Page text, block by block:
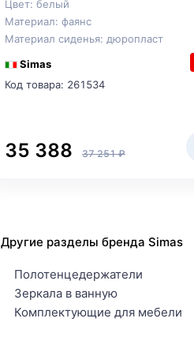
Цвет: белый
Материал: фаянс
Материал сиденья: дюропласт
Simas
Код товара: 261534
35 388 37 251 ₽
Другие разделы бренда Simas
Полотенцедержатели
Зеркала в ванную
Комплектующие для мебели